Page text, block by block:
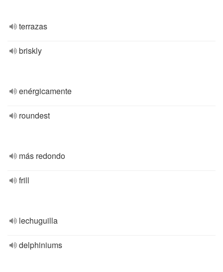
terrazas
briskly
enérgicamente
roundest
más redondo
frill
lechuguilla
delphiniums